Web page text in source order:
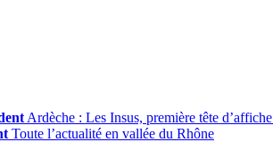
Ardèche : Les Insus, première tête
Toute l’actualité en vallée du Rhône